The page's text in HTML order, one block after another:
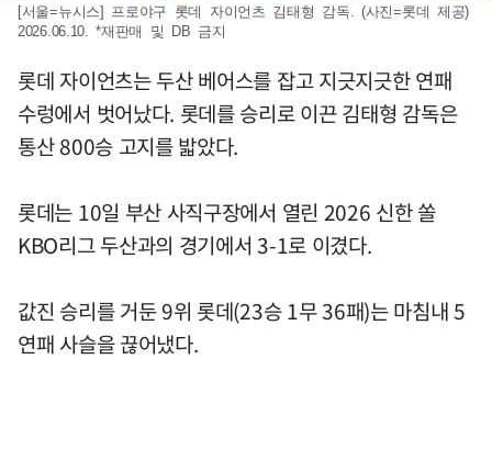
[서울=뉴시스] 프로야구 롯데 자이언츠 김태형 감독. (사진=롯데 제공)
2026.06.10. *재판매 및 DB 금지
롯데 자이언츠는 두산 베어스를 잡고 지긋지긋한 연패
수렁에서 벗어났다. 롯데를 승리로 이끈 김태형 감독은
통산 800승 고지를 밟았다.
롯데는 10일 부산 사직구장에서 열린 2026 신한 쏠
KBO리그 두산과의 경기에서 3-1로 이겼다.
값진 승리를 거둔 9위 롯데(23승 1무 36패)는 마침내 5
연패 사슬을 끊어냈다.